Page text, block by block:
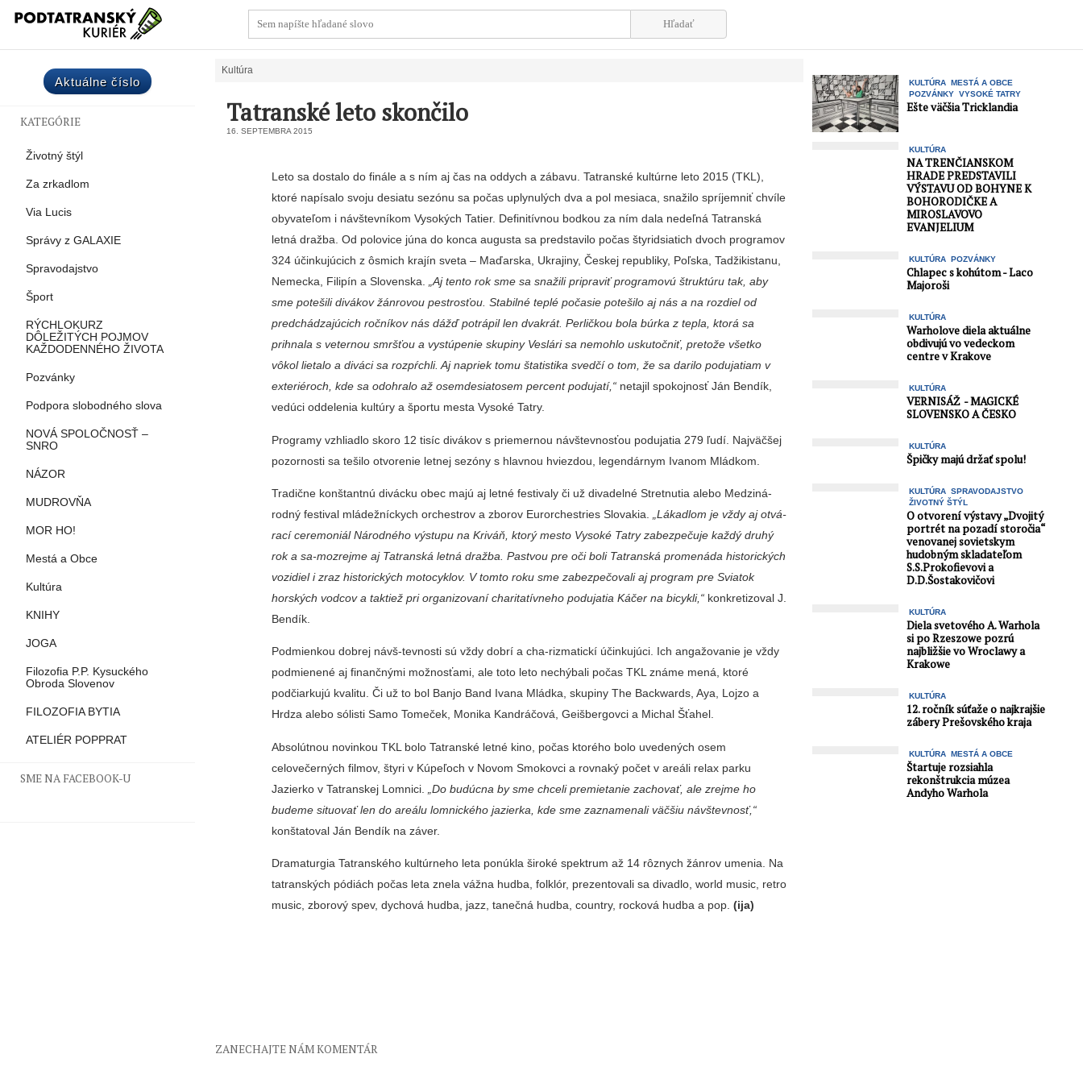
Aktuálne číslo
KATEGÓRIE
Životný štýl
Za zrkadlom
Via Lucis
Správy z GALAXIE
Spravodajstvo
Šport
RÝCHLOKURZ
DÔLEŽITÝCH POJMOV
KAŽDODENNÉHO ŽIVOTA
Pozvánky
Podpora slobodného slova
NOVÁ SPOLOČNOSŤ –
SNRO
NÁZOR
MUDROVŇA
MOR HO!
Mestá a Obce
Kultúra
KNIHY
JOGA
Filozofia P.P. Kysuckého
Obroda Slovenov
FILOZOFIA BYTIA
ATELIÉR POPPRAT
SME NA FACEBOOK-U
Kultúra
Tatranské leto skončilo
16. SEPTEMBRA 2015
Leto sa dostalo do finále a s ním aj čas na oddych a zábavu. Tatranské kultúrne leto 2015 (TKL),
ktoré na­písalo svoju desiatu sezónu sa počas uplynulých dva a pol mesiaca, sna­žilo spríjemniť chvíle
obyvateľom i návštevníkom Vysokých Tatier. Definitívnou bodkou za ním dala nedeľná Tatranská
letná dražba. Od polovice júna do konca augus­ta sa predstavilo počas štyridsiatich dvoch programov
324 účinkujúcich z ôsmich krajín sveta – Maďarska, Ukrajiny, Českej republiky, Poľska, Tadžikistanu,
Nemecka, Filipín a Slovenska.
„Aj tento rok sme sa sna­žili pripraviť programovú štruktúru tak, aby
sme potešili divákov žán­rovou pestrosťou. Stabilné teplé po­časie potešilo aj nás a na rozdiel od
predchádzajúcich ročníkov nás dážď potrápil len dvakrát. Perličkou bola búrka z tepla, ktorá sa
prihnala s ve­ternou smršťou a vystúpenie skupiny Veslári sa nemohlo uskutočniť, pre­tože všetko
vôkol lietalo a diváci sa rozpŕchli. Aj napriek tomu štatistika svedčí o tom, že sa darilo podujatiam v
exteriéroch, kde sa odohralo až osemdesiatosem percent podujatí,“ netajil spokojnosť Ján Bendík,
vedú­ci oddelenia kultúry a športu mesta Vysoké Tatry.
Programy vzhliadlo skoro 12 tisíc divákov s priemernou návštevnos­ťou podujatia 279 ľudí. Najväčšej
pozornosti sa tešilo otvorenie letnej sezóny s hlavnou hviezdou, legen­dárnym Ivanom Mládkom.
Tradične konštantnú di­vácku obec majú aj letné festivaly či už divadelné Stretnutia alebo Medziná­
rodný festival mládežníc­kych orchestrov a zborov Eurorchestries Slovakia.
„Lákadlom je vždy aj otvá­
rací ceremoniál Národného výstupu na Kriváň, ktorý mesto Vysoké Tatry zabezpe­čuje každý druhý
rok a sa-mozrejme aj Tatranská let­ná dražba. Pastvou pre oči boli Tatranská promenáda historických
vozidiel i zraz historických motocyklov. V tomto roku sme zabezpečo­vali aj program pre Sviatok
horských vodcov a taktiež pri organizovaní charitatívneho podujatia Káčer na bicykli,“ konkretizoval J.
Bendík.
Podmienkou dobrej návš-tevnosti sú vždy dobrí a cha-rizmatickí účinkujúci. Ich an­gažovanie je vždy
podmiene­né aj finančnými možnosťa­mi, ale toto leto nechýbali po­čas TKL známe mená, ktoré
podčiarkujú kvalitu. Či už to bol Banjo Band Ivana Mlád­ka, skupiny The Backwards, Aya, Lojzo a
Hrdza alebo só­listi Samo Tomeček, Monika Kandráčová, Geišbergovci a Michal Šťahel.
Absolútnou novinkou TKL bolo Tatranské letné kino, po­čas ktorého bolo uvedených osem
celovečerných filmov, štyri v Kúpeľoch v Novom Smokovci a rovnaký počet v areáli relax parku
Jazierko v Tatranskej Lomnici.
„Do bu­dúcna by sme chceli premie­tanie zachovať, ale zrejme ho
budeme situovať len do areálu lomnického jazierka, kde sme zaznamenali väčšiu návštev­nosť,“
konštatoval Ján Bendík na záver.
Dramaturgia Tatranské­ho kultúrneho leta ponúkla široké spektrum až 14 rôz­nych žánrov umenia. Na
tat­ranských pódiách počas leta znela vážna hudba, folklór, prezentovali sa divadlo, world music, retro
music, zborový spev, dychová hudba, jazz, tanečná hudba, country, roc­ková hudba a pop.(ija)
ZANECHAJTE NÁM KOMENTÁR
KULTÚRA MESTÁ A OBCE
POZVÁNKY VYSOKÉ TATRY
Ešte väčšia Tricklandia
KULTÚRA
NA TRENČIANSKOM
HRADE PREDSTAVILI
VÝSTAVU OD BOHYNE K
BOHORODIČKE A
MIROSLAVOVO
EVANJELIUM
KULTÚRA POZVÁNKY
Chlapec s kohútom - Laco
Majoroši
KULTÚRA
Warholove diela aktuálne
obdivujú vo vedeckom
centre v Krakove
KULTÚRA
VERNISÁŽ - MAGICKÉ
SLOVENSKO A ČESKO
KULTÚRA
Špičky majú držať spolu!
KULTÚRA SPRAVODAJSTVO
ŽIVOTNÝ ŠTÝL
O otvorení výstavy „Dvojitý
portrét na pozadí storočia“
venovanej sovietskym
hudobným skladateľom
S.S.Prokofievovi a
D.D.Šostakovičovi
KULTÚRA
Diela svetového A. Warhola
si po Rzeszowe pozrú
najbližšie vo Wroclawy a
Krakowe
KULTÚRA
12. ročník súťaže o najkrajšie
zábery Prešovského kraja
KULTÚRA MESTÁ A OBCE
Štartuje rozsiahla
rekonštrukcia múzea
Andyho Warhola